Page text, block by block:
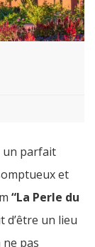
un parfait
et
“La Perle du
d’être un lieu
pas